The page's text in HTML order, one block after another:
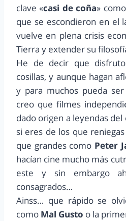
clave «casi de coña»
que se escondieron en el
vuelve en plena crisis
Tierra y extender su
He de decir que
cosillas, y aunque hagan
y para muchos pueda
creo que filmes
dado origen a leyendas
si eres de los que
que grandes como Peter
hacían cine mucho más
este y sin embargo
consagrados…
Ainss… que rápido se
como Mal Gusto o la